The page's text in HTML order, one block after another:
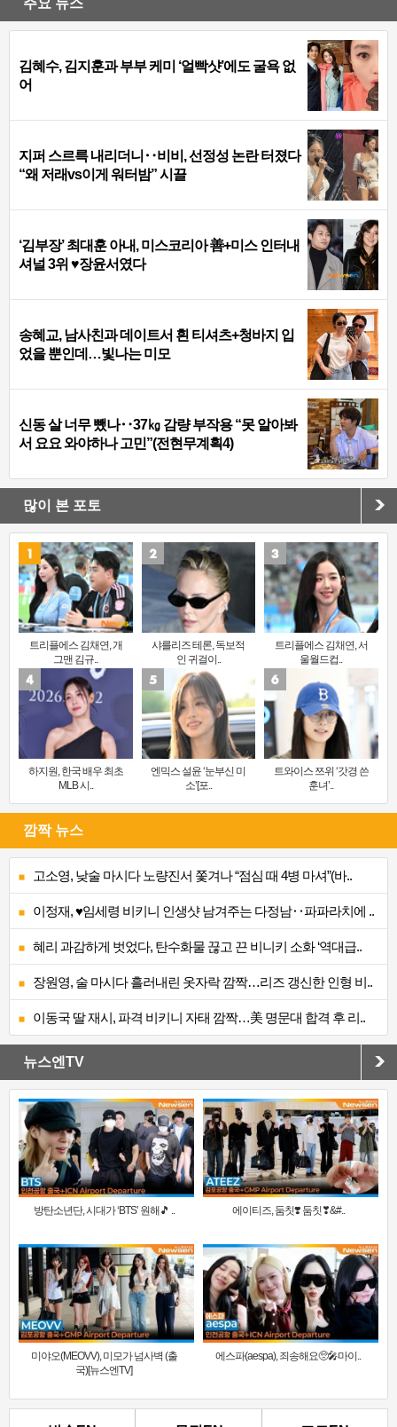
주요 뉴스
김혜수, 김지훈과 부부 케미 ‘얼빡샷’에도 굴욕 없
어
지퍼 스르륵 내리더니‥비비, 선정성 논란 터졌다
“왜 저래vs이게 워터밤” 시끌
‘김부장’ 최대훈 아내, 미스코리아 善+미스 인터내
셔널 3위 ♥장윤서였다
송혜교, 남사친과 데이트서 흰 티셔츠+청바지 입
었을 뿐인데…빛나는 미모
신동 살 너무 뺐나‥37㎏ 감량 부작용 “못 알아봐
서 요요 와야하나 고민”(전현무계획4)
많이 본 포토
트리플에스 김채연, 개
그맨 김규..
샤를리즈 테론, 독보적
인 귀걸이..
트리플에스 김채연, 서
울월드컵..
하지원, 한국 배우 최초
MLB 시..
엔믹스 설윤 ‘눈부신 미
소’[포..
트와이스 쯔위 ‘갓경 쓴
훈녀’..
깜짝 뉴스
고소영, 낮술 마시다 노량진서 쫓겨나 “점심 때 4병 마셔”(바..
이정재, ♥임세령 비키니 인생샷 남겨주는 다정남‥파파라치에 ..
혜리 과감하게 벗었다, 탄수화물 끊고 끈 비니키 소화 ‘역대급..
장원영, 술 마시다 흘러내린 옷자락 깜짝…리즈 갱신한 인형 비..
이동국 딸 재시, 파격 비키니 자태 깜짝…美 명문대 합격 후 리..
뉴스엔TV
방탄소년단, 시대가 ‘BTS’ 원해🎵 .. 에이티즈, 둠칫❣️ 둠칫❣&#..
미야오(MEOVV), 미모가 넘사벽 (출
국)[뉴스엔TV]
에스파(aespa), 죄송해요🥺🎤마이..